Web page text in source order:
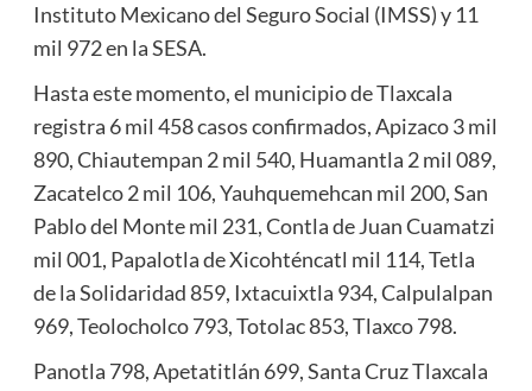
Instituto Mexicano del Seguro Social (IMSS) y 11
mil 972 en la SESA.
Hasta este momento, el municipio de Tlaxcala
registra 6 mil 458 casos confirmados, Apizaco 3 mil
890, Chiautempan 2 mil 540, Huamantla 2 mil 089,
Zacatelco 2 mil 106, Yauhquemehcan mil 200, San
Pablo del Monte mil 231, Contla de Juan Cuamatzi
mil 001, Papalotla de Xicohténcatl mil 114, Tetla
de la Solidaridad 859, Ixtacuixtla 934, Calpulalpan
969, Teolocholco 793, Totolac 853, Tlaxco 798.
Panotla 798, Apetatitlán 699, Santa Cruz Tlaxcala